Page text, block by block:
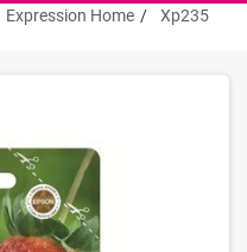
Expression Home
Xp235